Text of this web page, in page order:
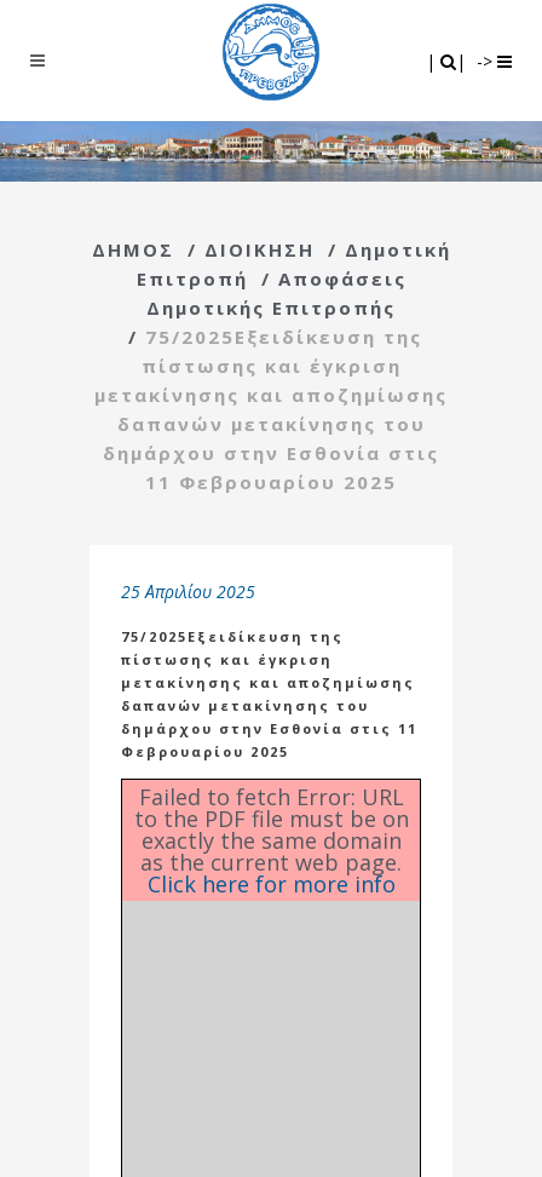
| | ->
ΔΗΜΟΣ / ΔΙΟΙΚΗΣΗ / Δημοτική
Επιτροπή
/ Αποφάσεις
Δημοτικής Επιτροπής
/ 75/2025Εξειδίκευση της
πίστωσης και έγκριση
μετακίνησης και αποζημίωσης
δαπανών μετακίνησης του
δημάρχου στην Εσθονία στις
11 Φεβρουαρίου 2025
25 Απριλίου 2025
75/2025Εξειδίκευση της
πίστωσης και έγκριση
μετακίνησης και αποζημίωσης
δαπανών μετακίνησης του
δημάρχου στην Εσθονία στις 11
Φεβρουαρίου 2025
Failed to fetch Error: URL
to the PDF file must be on
exactly the same domain
as the current web page.
Click here for more info